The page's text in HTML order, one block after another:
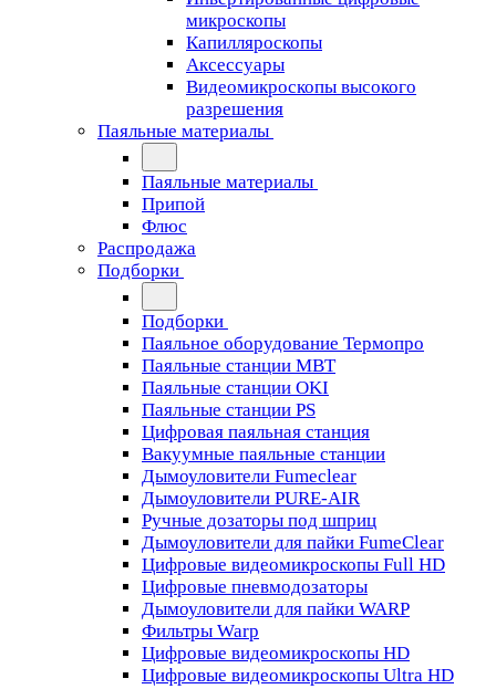
микроскопы
Капилляроскопы
Аксессуары
Видеомикроскопы высокого
разрешения
Паяльные материалы
Паяльные материалы
Припой
Флюс
Распродажа
Подборки
Подборки
Паяльное оборудование Термопро
Паяльные станции MBT
Паяльные станции OKI
Паяльные станции PS
Цифровая паяльная станция
Вакуумные паяльные станции
Дымоуловители Fumeclear
Дымоуловители PURE-AIR
Ручные дозаторы под шприц
Дымоуловители для пайки FumeClear
Цифровые видеомикроскопы Full HD
Цифровые пневмодозаторы
Дымоуловители для пайки WARP
Фильтры Warp
Цифровые видеомикроскопы HD
Цифровые видеомикроскопы Ultra HD